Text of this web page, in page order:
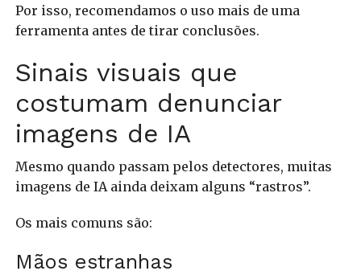
Por isso, recomendamos o uso mais de uma
ferramenta antes de tirar conclusões.
Sinais visuais que
costumam denunciar
imagens de IA
Mesmo quando passam pelos detectores, muitas
imagens de IA ainda deixam alguns “rastros”.
Os mais comuns são:
Mãos estranhas